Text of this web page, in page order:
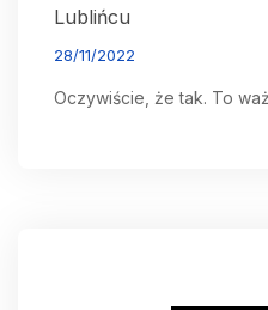
Lublińcu
28/11/2022
Oczywiście, że tak. To